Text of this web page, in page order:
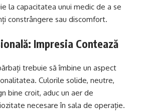
la capacitatea unui medic de a se
constrângere sau discomfort.
Impresia Contează
trebuie să îmbine un aspect
Culorile solide, neutre,
bine croit, aduc un aer de
necesare în sala de operație.